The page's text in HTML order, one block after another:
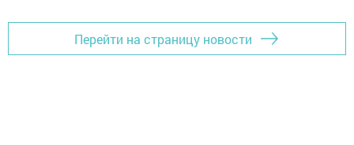
Перейти на страницу новости